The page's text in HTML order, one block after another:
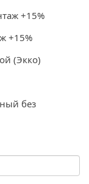
+15%
+15%
(Экко)
без